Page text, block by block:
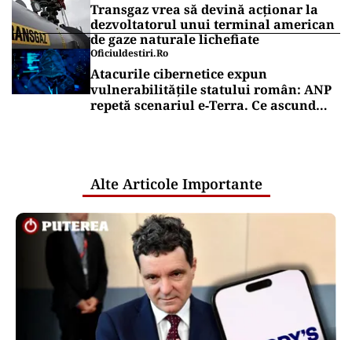
Transgaz vrea să devină acționar la
dezvoltatorul unui terminal american
de gaze naturale lichefiate
Oficiuldestiri.ro
Atacurile cibernetice expun
vulnerabilitățile statului român: ANP
repetă scenariul e‑Terra. Ce ascund
Alte Articole Importante